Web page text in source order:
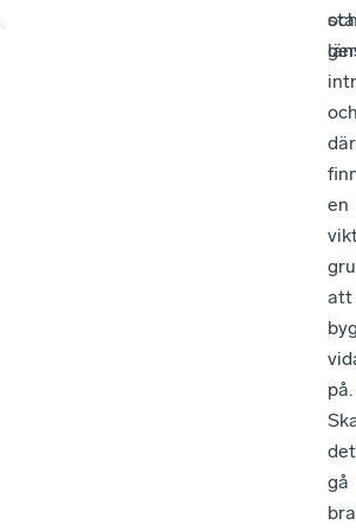
där
en
att
på.
det
gå
bra